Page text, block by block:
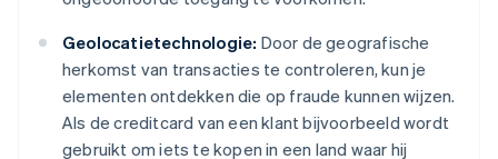
Geolocatietechnologie: Door de geografische
herkomst van transacties te controleren, kun je
elementen ontdekken die op fraude kunnen wijzen.
Als de creditcard van een klant bijvoorbeeld wordt
gebruikt om iets te kopen in een land waar hij